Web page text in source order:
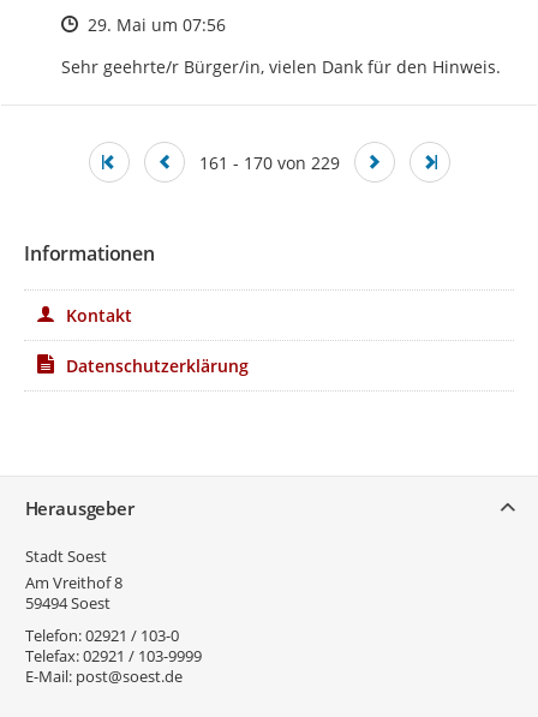
Zeitpunkt des Erstellens
29. Mai um 07:56
Sehr geehrte/r Bürger/in, vielen Dank für den Hinweis.
161 - 170 von 229
Informationen
Kontakt
Datenschutzerklärung
Herausgeber
Stadt Soest
Am Vreithof 8
59494Soest
Telefon:02921 / 103-0
Telefax:02921 / 103-9999
E-Mail: post@soest.de